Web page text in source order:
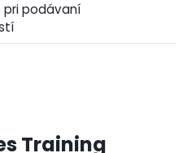
pri podávaní
Training